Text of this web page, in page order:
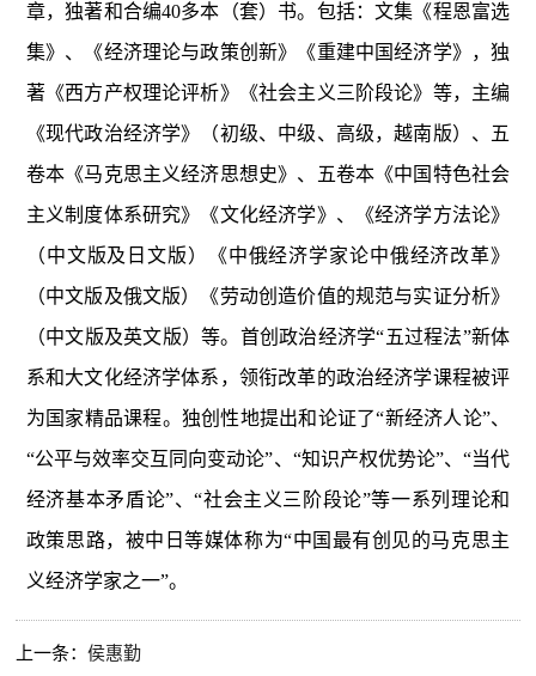
章，独著和合编40多本（套）书。包括：文集《程恩富选
集》、《经济理论与政策创新》《重建中国经济学》，独
著《西方产权理论评析》《社会主义三阶段论》等，主编
《现代政治经济学》（初级、中级、高级，越南版）、五
卷本《马克思主义经济思想史》、五卷本《中国特色社会
主义制度体系研究》《文化经济学》、《经济学方法论》
（中文版及日文版）《中俄经济学家论中俄经济改革》
（中文版及俄文版）《劳动创造价值的规范与实证分析》
（中文版及英文版）等。首创政治经济学“五过程法”新体
系和大文化经济学体系，领衔改革的政治经济学课程被评
为国家精品课程。独创性地提出和论证了“新经济人论”、
“公平与效率交互同向变动论”、“知识产权优势论”、“当代
经济基本矛盾论”、“社会主义三阶段论”等一系列理论和
政策思路，被中日等媒体称为“中国最有创见的马克思主
义经济学家之一”。
上一条：侯惠勤